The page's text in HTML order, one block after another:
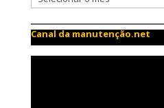
Canal da manutenção.net